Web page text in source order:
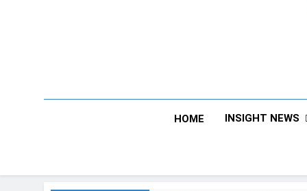
HOME INSIGHT NEWS